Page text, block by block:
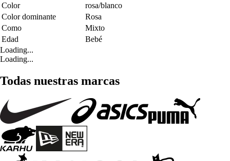
Color
rosa/blanco
Color dominante
Rosa
Como
Mixto
Edad
Bebé
Loading...
Loading...
Todas nuestras marcas